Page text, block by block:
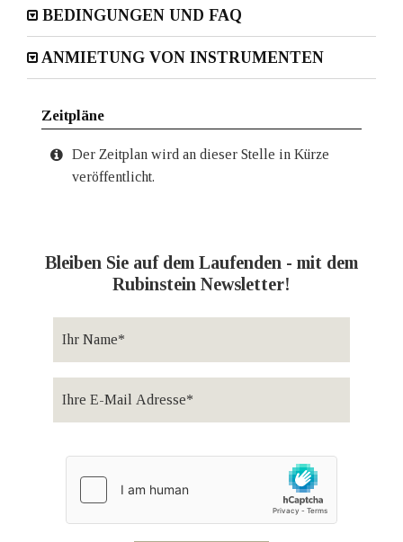
BEDINGUNGEN UND FAQ
ANMIETUNG VON INSTRUMENTEN
Zeitpläne
Der Zeitplan wird an dieser Stelle in Kürze
veröffentlicht.
Bleiben Sie auf dem Laufenden - mit dem
Rubinstein Newsletter!